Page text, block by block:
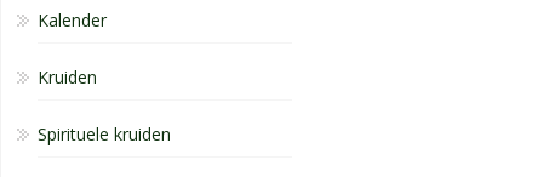
Kalender
Kruiden
Spirituele kruiden